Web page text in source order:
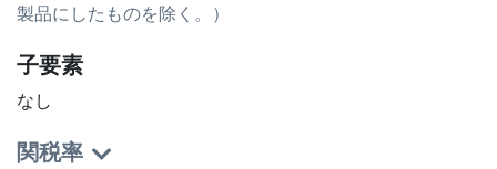
製品にしたものを除く。）
子要素
なし
関税率